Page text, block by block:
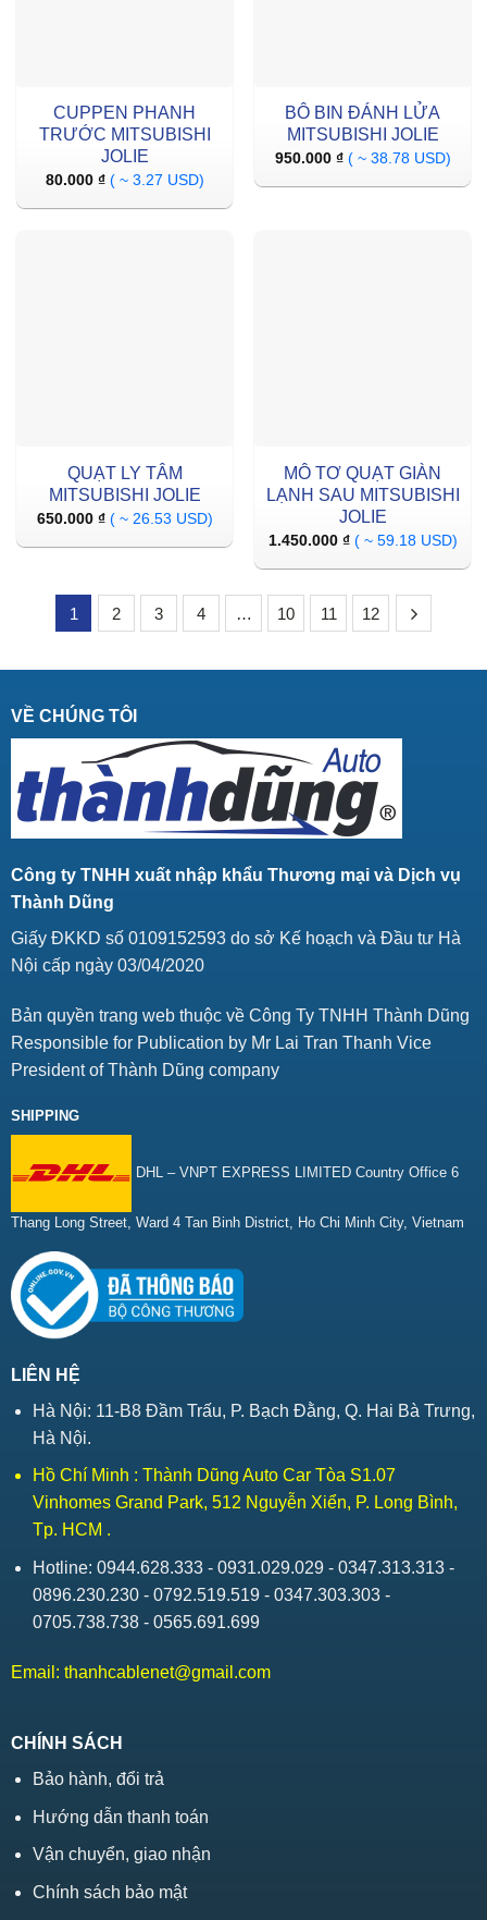
CUPPEN PHANH
TRƯỚC MITSUBISHI
JOLIE
80.000 ₫ ( ~ 3.27 USD)
BÔ BIN ĐÁNH LỬA
MITSUBISHI JOLIE
950.000 ₫ ( ~ 38.78 USD)
QUẠT LY TÂM
MITSUBISHI JOLIE
650.000 ₫ ( ~ 26.53 USD)
MÔ TƠ QUẠT GIÀN
LẠNH SAU MITSUBISHI
JOLIE
1.450.000 ₫ ( ~ 59.18 USD)
1 2 3 4 … 10 11 12
VỀ CHÚNG TÔI
Công ty TNHH xuất nhập khẩu Thương mại và Dịch vụ
Thành Dũng
Giấy ĐKKD số 0109152593 do sở Kế hoạch và Đầu tư Hà
Nội cấp ngày 03/04/2020
Bản quyền trang web thuộc về Công Ty TNHH Thành Dũng
Responsible for Publication by Mr Lai Tran Thanh Vice
President of Thành Dũng company
SHIPPING
DHL – VNPT EXPRESS LIMITED Country Office 6
Thang Long Street, Ward 4 Tan Binh District, Ho Chi Minh City, Vietnam
LIÊN HỆ
Hà Nội: 11-B8 Đầm Trấu, P. Bạch Đằng, Q. Hai Bà Trưng,
Hà Nội.
Hồ Chí Minh : Thành Dũng Auto Car Tòa S1.07
Vinhomes Grand Park, 512 Nguyễn Xiển, P. Long Bình,
Tp. HCM .
Hotline: 0944.628.333 - 0931.029.029 - 0347.313.313 -
0896.230.230 - 0792.519.519 - 0347.303.303 -
0705.738.738 - 0565.691.699
Email: thanhcablenet@gmail.com
CHÍNH SÁCH
Bảo hành, đổi trả
Hướng dẫn thanh toán
Vận chuyển, giao nhận
Chính sách bảo mật